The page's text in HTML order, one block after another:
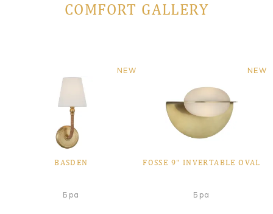
COMFORT GALLERY
NEW
BASDEN
Бра
NEW
FOSSE 9" INVERTABLE OVAL
Бра